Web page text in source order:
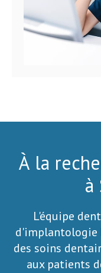
À la
à
L'équipe
d'implantologie
des soins
aux patients